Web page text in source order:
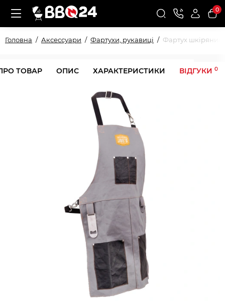
0
Головна Аксессуари Фартухи, рукавиці Фартух
ТОВАР ОПИС ХАРАКТЕРИСТИКИ ВІДГУКИ 0